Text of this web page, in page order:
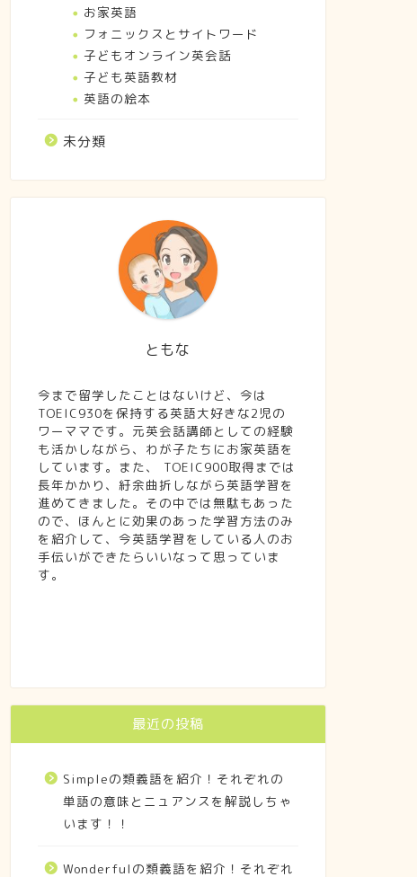
お家英語
フォニックスとサイトワード
子どもオンライン英会話
子ども英語教材
英語の絵本
未分類
ともな
今まで留学したことはないけど、今は
TOEIC930を保持する英語大好きな2児の
ワーママです。元英会話講師としての経験
も活かしながら、わが子たちにお家英語を
しています。また、 TOEIC900取得までは
長年かかり、紆余曲折しながら英語学習を
進めてきました。その中では無駄もあった
ので、ほんとに効果のあった学習方法のみ
を紹介して、今英語学習をしている人のお
手伝いができたらいいなって思っていま
す。
最近の投稿
Simpleの類義語を紹介！それぞれの
単語の意味とニュアンスを解説しちゃ
います！！
Wonderfulの類義語を紹介！それぞれ